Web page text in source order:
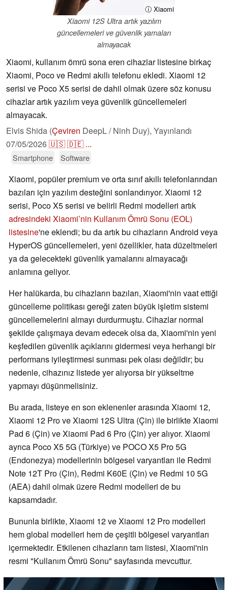
ⓘ Xiaomi
Xiaomi 12S Ultra artık yazılım
güncellemeleri ve güvenlik yamaları
almayacak
Xiaomi, kullanım ömrü sona eren cihazlar listesine birkaç
Xiaomi, Poco ve Redmi akıllı telefonu ekledi. Xiaomi 12
serisi ve Poco X5 serisi de dahil olmak üzere söz konusu
cihazlar artık yazılım veya güvenlik güncellemeleri
almayacak.
Elvis Shida (Çeviren DeepL / Ninh Duy), Yayınlandı
07/05/2026🇺🇸🇩🇪 ...
Smartphone Software
Xiaomi, popüler premium ve orta sınıf akıllı telefonlarından
bazıları için yazılım desteğini sonlandırıyor. Xiaomi 12
serisi, Poco X5 serisi ve belirli Redmi modelleri artık
adresindeki Xiaomi’nin Kullanım Ömrü Sonu (EOL)
listesine'ne eklendi; bu da artık bu cihazların Android veya
HyperOS güncellemeleri, yeni özellikler, hata düzeltmeleri
ya da gelecekteki güvenlik yamalarını almayacağı
anlamına geliyor.
Her halükarda, bu cihazların bazıları, Xiaomi'nin vaat ettiği
güncelleme politikası gereği zaten büyük işletim sistemi
güncellemelerini almayı durdurmuştu. Cihazlar normal
şekilde çalışmaya devam edecek olsa da, Xiaomi'nin yeni
keşfedilen güvenlik açıklarını gidermesi veya herhangi bir
performans iyileştirmesi sunması pek olası değildir; bu
nedenle, cihazınız listede yer alıyorsa bir yükseltme
yapmayı düşünmelisiniz.
Bu arada, listeye en son eklenenler arasında Xiaomi 12,
Xiaomi 12 Pro ve Xiaomi 12S Ultra (Çin) ile birlikte Xiaomi
Pad 6 (Çin) ve Xiaomi Pad 6 Pro (Çin) yer alıyor. Xiaomi
ayrıca Poco X5 5G (Türkiye) ve POCO X5 Pro 5G
(Endonezya) modellerinin bölgesel varyantları ile Redmi
Note 12T Pro (Çin), Redmi K60E (Çin) ve Redmi 10 5G
(AEA) dahil olmak üzere Redmi modelleri de bu
kapsamdadır.
Bununla birlikte, Xiaomi 12 ve Xiaomi 12 Pro modelleri
hem global modelleri hem de çeşitli bölgesel varyantları
içermektedir. Etkilenen cihazların tam listesi, Xiaomi'nin
resmi "Kullanım Ömrü Sonu" sayfasında mevcuttur.